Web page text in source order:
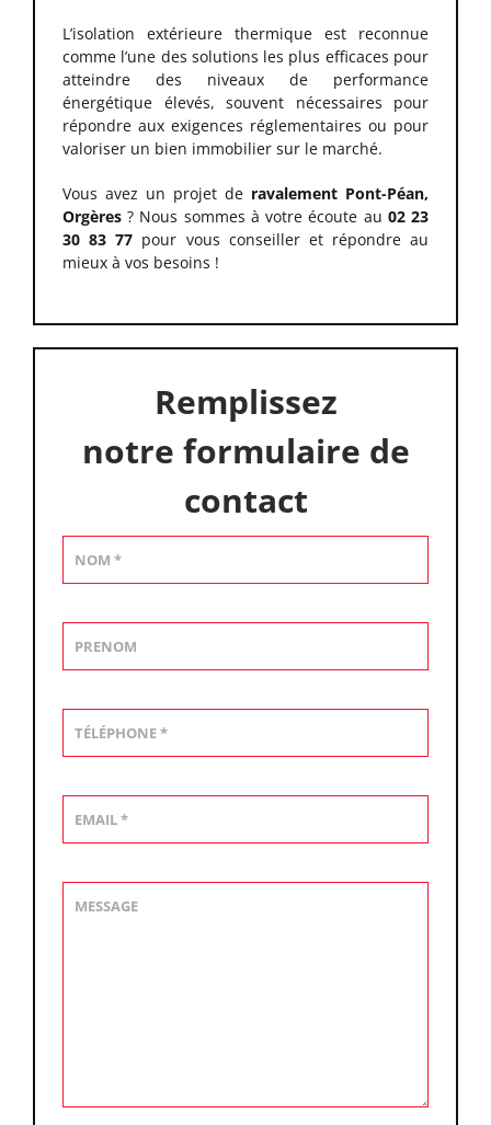
L’isolation extérieure thermique est reconnue
comme l’une des solutions les plus efficaces pour
atteindre des niveaux de performance
énergétique élevés, souvent nécessaires pour
répondre aux exigences réglementaires ou pour
valoriser un bien immobilier sur le marché.
Vous avez un projet de ravalement Pont-Péan,
Orgères ? Nous sommes à votre écoute au 02 23
30 83 77 pour vous conseiller et répondre au
mieux à vos besoins !
Remplissez
notre formulaire de
contact